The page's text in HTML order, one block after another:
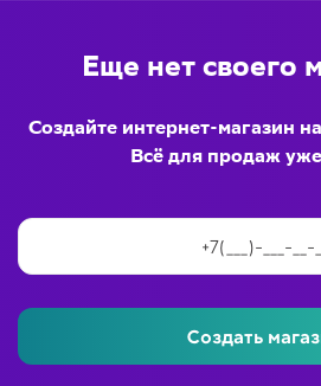
Еще нет своего
Создайте интернет-магазин
Всё для продаж
Создать